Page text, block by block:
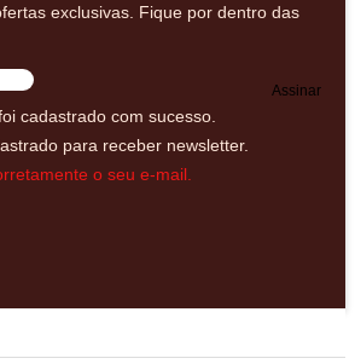
exclusivas. Fique por dentro das
Assinar
cadastrado com sucesso.
para receber newsletter.
o seu e-mail.